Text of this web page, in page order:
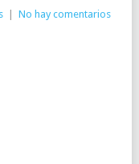
No hay comentarios